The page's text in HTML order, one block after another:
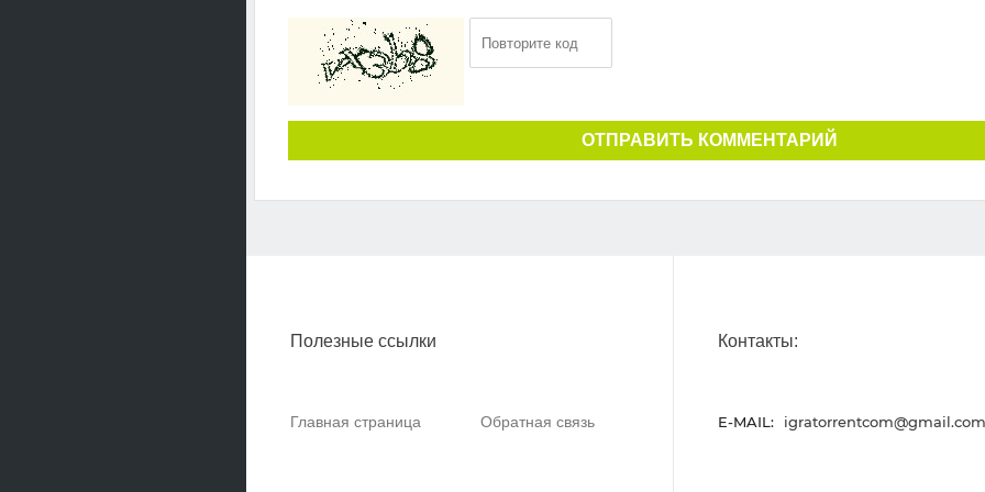
ОТПРАВИТЬ КОММЕНТАРИЙ
Полезные ссылки
Главная страница Обратная связь
Контакты:
E-MAIL: